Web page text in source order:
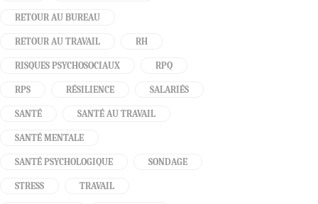
RETOUR AU BUREAU
RETOUR AU TRAVAIL RH
RISQUES PSYCHOSOCIAUX RPQ
RPS RÉSILIENCE SALARIÉS
SANTÉ SANTÉ AU TRAVAIL
SANTÉ MENTALE
SANTÉ PSYCHOLOGIQUE SONDAGE
STRESS TRAVAIL